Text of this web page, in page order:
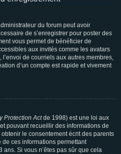
du forum peut avoir
de s’enregistrer pour poster des
vous permet de bénéficier de
aux invités comme les avatars
de courriels aux autres membres,
d’un compte est rapide et vivement
Protection Actde 1998) est une loi aux
pouvant recueillir des informations de
le consentement écrit des parents
de ces informations permettant
ans. Si vous n’êtes pas sûr que cela